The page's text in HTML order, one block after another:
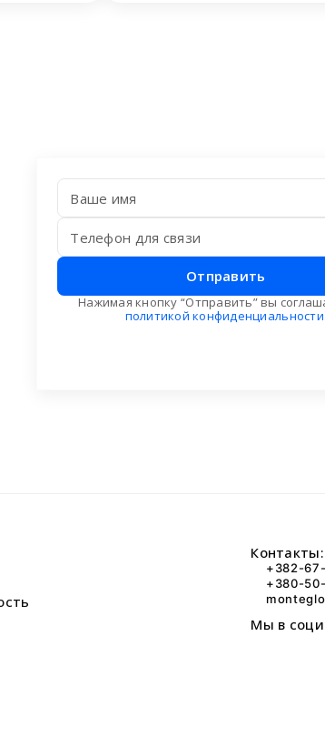
Отправить
Нажимая кнопку “Отправить” вы
политикой конфиденциальности
Контакты:
+382-
+380-
Мы в